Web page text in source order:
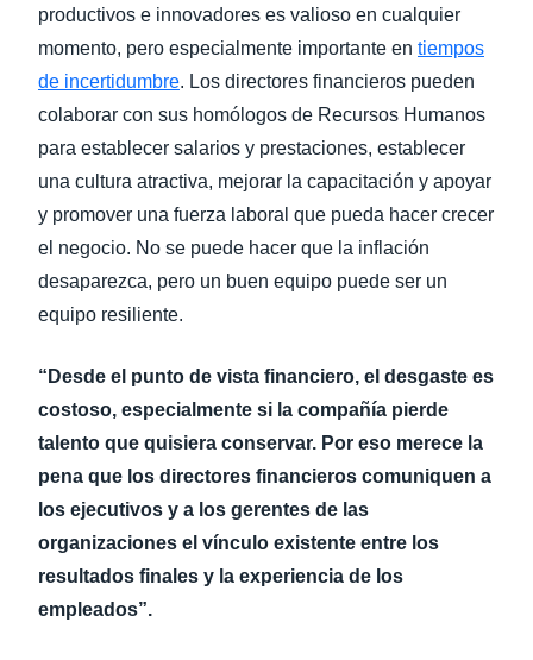
productivos e innovadores es valioso en cualquier
momento, pero especialmente importante en tiempos
de incertidumbre. Los directores financieros pueden
colaborar con sus homólogos de Recursos Humanos
para establecer salarios y prestaciones, establecer
una cultura atractiva, mejorar la capacitación y apoyar
y promover una fuerza laboral que pueda hacer crecer
el negocio. No se puede hacer que la inflación
desaparezca, pero un buen equipo puede ser un
equipo resiliente.
“Desde el punto de vista financiero, el desgaste es
costoso, especialmente si la compañía pierde
talento que quisiera conservar. Por eso merece la
pena que los directores financieros comuniquen a
los ejecutivos y a los gerentes de las
organizaciones el vínculo existente entre los
resultados finales y la experiencia de los
empleados”.